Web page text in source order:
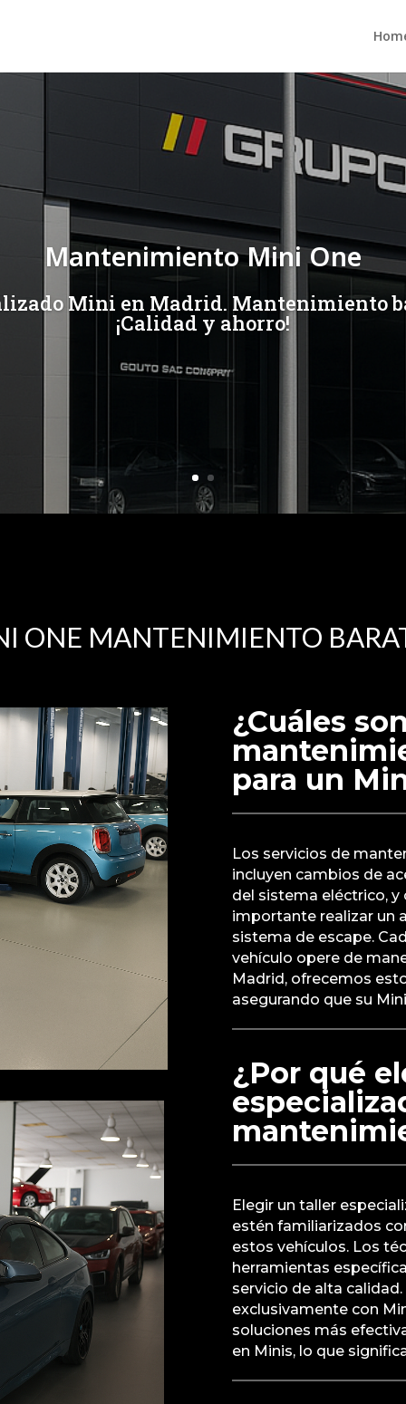
Mantenimiento Mini One
Mini en Madrid. Mantenimiento
¡Calidad y ahorro!
ONE MANTENIMIENTO
¿Cuáles
para un
Los servicios de
incluyen cambios de
del sistema eléctrico, y
importante realizar un
sistema de escape.
vehículo opere de
Madrid, ofrecemos
asegurando que su
¿Por qué
Elegir un taller
estén familiarizados
estos vehículos. Los
herramientas
servicio de alta
exclusivamente con
soluciones más
en Minis, lo que